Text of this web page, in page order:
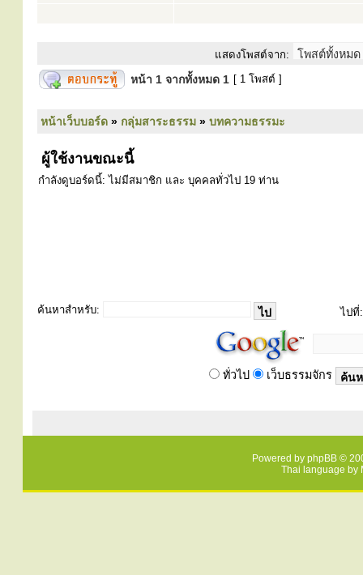
แสดงโพสต์จาก:
หน้า 1 จากทั้งหมด 1 [ 1 โพสต์ ]
หน้าเว็บบอร์ด » กลุ่มสาระธรรม » บทความธรรมะ
ผู้ใช้งานขณะนี้
กำลังดูบอร์ดนี้: ไม่มีสมาชิก และ บุคคลทั่วไป 19 ท่าน
ค้นหาสำหรับ: ไปที่:
ทั่วไป เว็บธรรมจักร
Powered by phpBB ©
Thai language by